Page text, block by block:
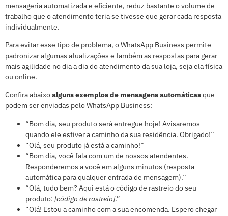
mensageria automatizada e eficiente, reduz bastante o volume de
trabalho que o atendimento teria se tivesse que gerar cada resposta
individualmente.
Para evitar esse tipo de problema, o WhatsApp Business permite
padronizar algumas atualizações e também as respostas para gerar
mais agilidade no dia a dia do atendimento da sua loja, seja ela física
ou online.
Confira abaixoalguns exemplos de mensagens automáticasque
podem ser enviadas pelo WhatsApp Business:
“Bom dia, seu produto será entregue hoje! Avisaremos
quando ele estiver a caminho da sua residência. Obrigado!”
“Olá, seu produto já está a caminho!”
“Bom dia, você fala com um de nossos atendentes.
Responderemos a você em alguns minutos (resposta
automática para qualquer entrada de mensagem).”
“Olá, tudo bem? Aqui está o código de rastreio do seu
produto: [código de rastreio].”
“Olá! Estou a caminho com a sua encomenda. Espero chegar